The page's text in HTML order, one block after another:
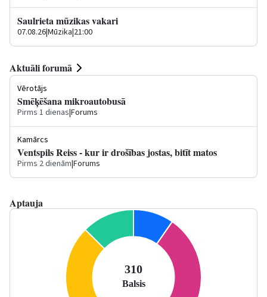
Saulrieta mūzikas vakari
07.08.26|Mūzika|21:00
Aktuāli forumā
Vērotājs
Smēķēšana mikroautobusā
Pirms 1 dienas|Forums
Kamārcs
Ventspils Reiss - kur ir drošības jostas, bitīt matos
Pirms 2 dienām|Forums
Aptauja